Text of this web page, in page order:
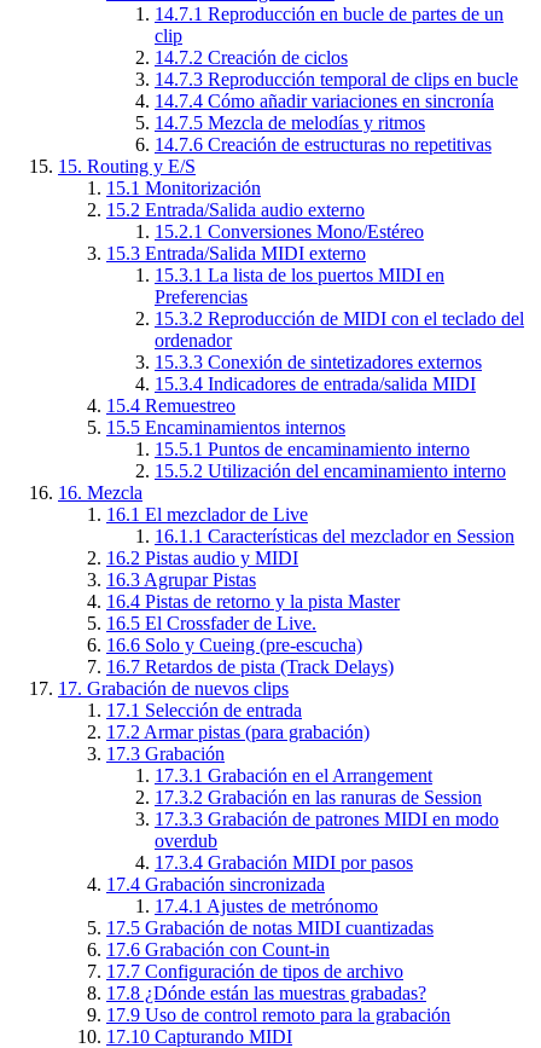
14.7.1 Reproducción en bucle de partes de un
clip
14.7.2 Creación de ciclos
14.7.3 Reproducción temporal de clips en bucle
14.7.4 Cómo añadir variaciones en sincronía
14.7.5 Mezcla de melodías y ritmos
14.7.6 Creación de estructuras no repetitivas
15. Routing y E/S
15.1 Monitorización
15.2 Entrada/Salida audio externo
15.2.1 Conversiones Mono/Estéreo
15.3 Entrada/Salida MIDI externo
15.3.1 La lista de los puertos MIDI en
Preferencias
15.3.2 Reproducción de MIDI con el teclado del
ordenador
15.3.3 Conexión de sintetizadores externos
15.3.4 Indicadores de entrada/salida MIDI
15.4 Remuestreo
15.5 Encaminamientos internos
15.5.1 Puntos de encaminamiento interno
15.5.2 Utilización del encaminamiento interno
16. Mezcla
16.1 El mezclador de Live
16.1.1 Características del mezclador en Session
16.2 Pistas audio y MIDI
16.3 Agrupar Pistas
16.4 Pistas de retorno y la pista Master
16.5 El Crossfader de Live.
16.6 Solo y Cueing (pre-escucha)
16.7 Retardos de pista (Track Delays)
17. Grabación de nuevos clips
17.1 Selección de entrada
17.2 Armar pistas (para grabación)
17.3 Grabación
17.3.1 Grabación en el Arrangement
17.3.2 Grabación en las ranuras de Session
17.3.3 Grabación de patrones MIDI en modo
overdub
17.3.4 Grabación MIDI por pasos
17.4 Grabación sincronizada
17.4.1 Ajustes de metrónomo
17.5 Grabación de notas MIDI cuantizadas
17.6 Grabación con Count-in
17.7 Configuración de tipos de archivo
17.8 ¿Dónde están las muestras grabadas?
17.9 Uso de control remoto para la grabación
17.10 Capturando MIDI